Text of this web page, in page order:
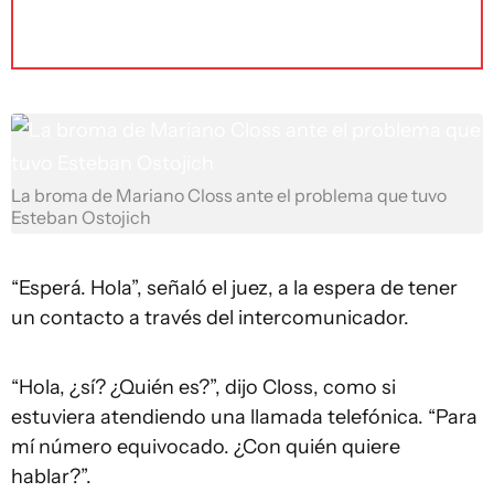
La broma de Mariano Closs ante el problema que tuvo
Esteban Ostojich
“Esperá. Hola”, señaló el juez, a la espera de tener
un contacto a través del intercomunicador.
“Hola, ¿sí? ¿Quién es?”, dijo Closs, como si
estuviera atendiendo una llamada telefónica. “Para
mí número equivocado. ¿Con quién quiere
hablar?”.